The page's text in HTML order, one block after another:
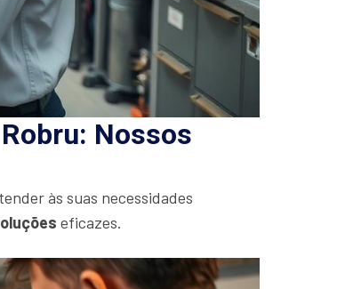
Nossos
às suas necessidades
eficazes.